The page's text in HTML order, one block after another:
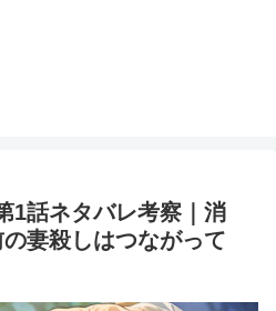
1話ネタバレ考察｜消
妻殺しはつながって